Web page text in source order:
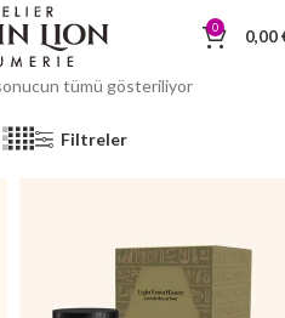
0 0,00
tümü gösteriliyor
Filtreler